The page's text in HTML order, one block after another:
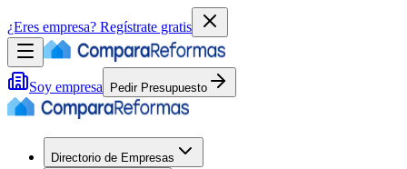
¿Eres empresa? Regístrate gratis
Soy empresa Pedir Presupuesto
Directorio de Empresas